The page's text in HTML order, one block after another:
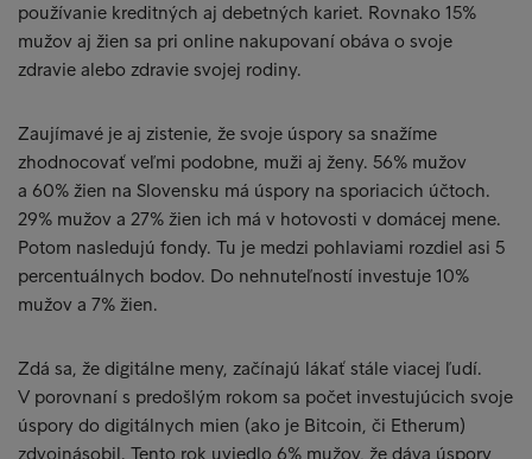
používanie kreditných aj debetných kariet. Rovnako 15%
mužov aj žien sa pri online nakupovaní obáva o svoje
zdravie alebo zdravie svojej rodiny.
Zaujímavé je aj zistenie, že svoje úspory sa snažíme
zhodnocovať veľmi podobne, muži aj ženy. 56% mužov
a 60% žien na Slovensku má úspory na sporiacich účtoch.
29% mužov a 27% žien ich má v hotovosti v domácej mene.
Potom nasledujú fondy. Tu je medzi pohlaviami rozdiel asi 5
percentuálnych bodov. Do nehnuteľností investuje 10%
mužov a 7% žien.
Zdá sa, že digitálne meny, začínajú lákať stále viacej ľudí.
V porovnaní s predošlým rokom sa počet investujúcich svoje
úspory do digitálnych mien (ako je Bitcoin, či Etherum)
zdvojnásobil. Tento rok uviedlo 6% mužov, že dáva úspory